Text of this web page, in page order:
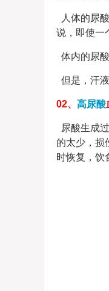
人体的尿
说，即使一
体内的尿
但是，汗
02、 高尿酸
尿酸生成
的太少，损
时恢复，饮